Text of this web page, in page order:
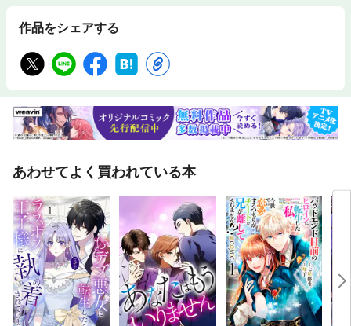
作品をシェアする
あわせてよく買われている本